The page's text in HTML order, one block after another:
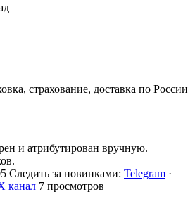
страхование, доставка по России
и атрибутирован вручную.
Следить за новинками: Telegram ·
канал 7 просмотров